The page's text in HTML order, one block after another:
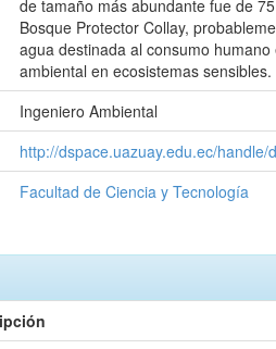
de tamaño más abundante fue de
Bosque Protector Collay,
agua destinada al consumo
ambiental en ecosistemas sensibles.
Ingeniero Ambiental
http://dspace.uazuay.edu.ec/handle/
Facultad de Ciencia y Tecnología